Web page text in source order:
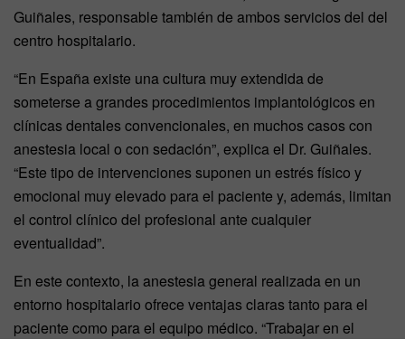
Guiñales, responsable también de ambos servicios del del
centro hospitalario.
“En España existe una cultura muy extendida de
someterse a grandes procedimientos implantológicos en
clínicas dentales convencionales, en muchos casos con
anestesia local o con sedación”, explica el Dr. Guiñales.
“Este tipo de intervenciones suponen un estrés físico y
emocional muy elevado para el paciente y, además, limitan
el control clínico del profesional ante cualquier
eventualidad”.
En este contexto, la anestesia general realizada en un
entorno hospitalario ofrece ventajas claras tanto para el
paciente como para el equipo médico. “Trabajar en el